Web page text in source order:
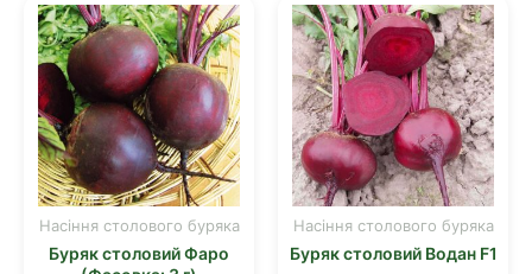
Насіння столового буряка
Буряк столовий Фаро
Насіння столового буряка
Буряк столовий Водан F1